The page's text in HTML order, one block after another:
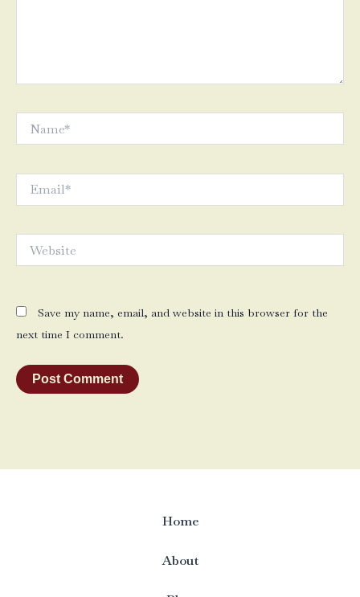
Save my name, email, and website in this browser for the
next time I comment.
Home
About